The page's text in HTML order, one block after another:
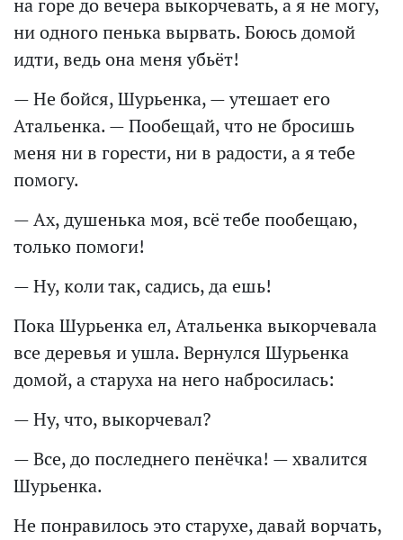
на горе до вечера выкорчевать, а я не могу,
ни одного пенька вырвать. Боюсь домой
идти, ведь она меня убьёт!
— Не бойся, Шурьенка, — утешает его
Атальенка. — Пообещай, что не бросишь
меня ни в горести, ни в радости, а я тебе
помогу.
— Ах, душенька моя, всё тебе пообещаю,
только помоги!
— Ну, коли так, садись, да ешь!
Пока Шурьенка ел, Атальенка выкорчевала
все деревья и ушла. Вернулся Шурьенка
домой, а старуха на него набросилась:
— Ну, что, выкорчевал?
— Все, до последнего пенёчка! — хвалится
Шурьенка.
Не понравилось это старухе, давай ворчать,